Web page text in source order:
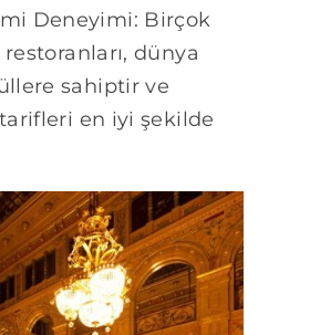
Deneyimi: Birçok
dünya
sahiptir ve
en iyi şekilde